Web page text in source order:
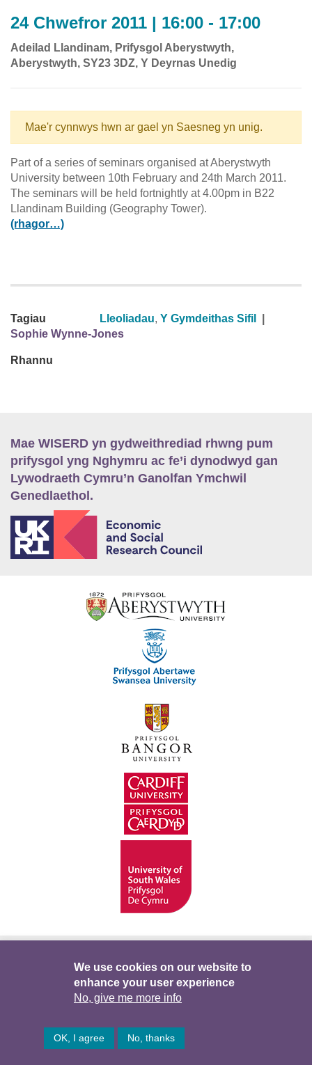
24 Chwefror 2011 | 16:00 - 17:00
Adeilad Llandinam, Prifysgol Aberystwyth,
Aberystwyth, SY23 3DZ, Y Deyrnas Unedig
Mae'r cynnwys hwn ar gael yn Saesneg yn unig.
Part of a series of seminars organised at Aberystwyth
University between 10th February and 24th March 2011.
The seminars will be held fortnightly at 4.00pm in B22
Llandinam Building (Geography Tower).
(rhagor…)
Tagiau Lleoliadau, Y Gymdeithas Sifil
Sophie Wynne-Jones
Rhannu
Mae WISERD yn gydweithrediad rhwng pum
prifysgol yng Nghymru ac fe’i dynodwyd gan
Lywodraeth Cymru’n Ganolfan Ymchwil
Genedlaethol.
Telerau ac Amodau
We use cookies on our website to
enhance your user experience
No, give me more info
OK, I agree No, thanks